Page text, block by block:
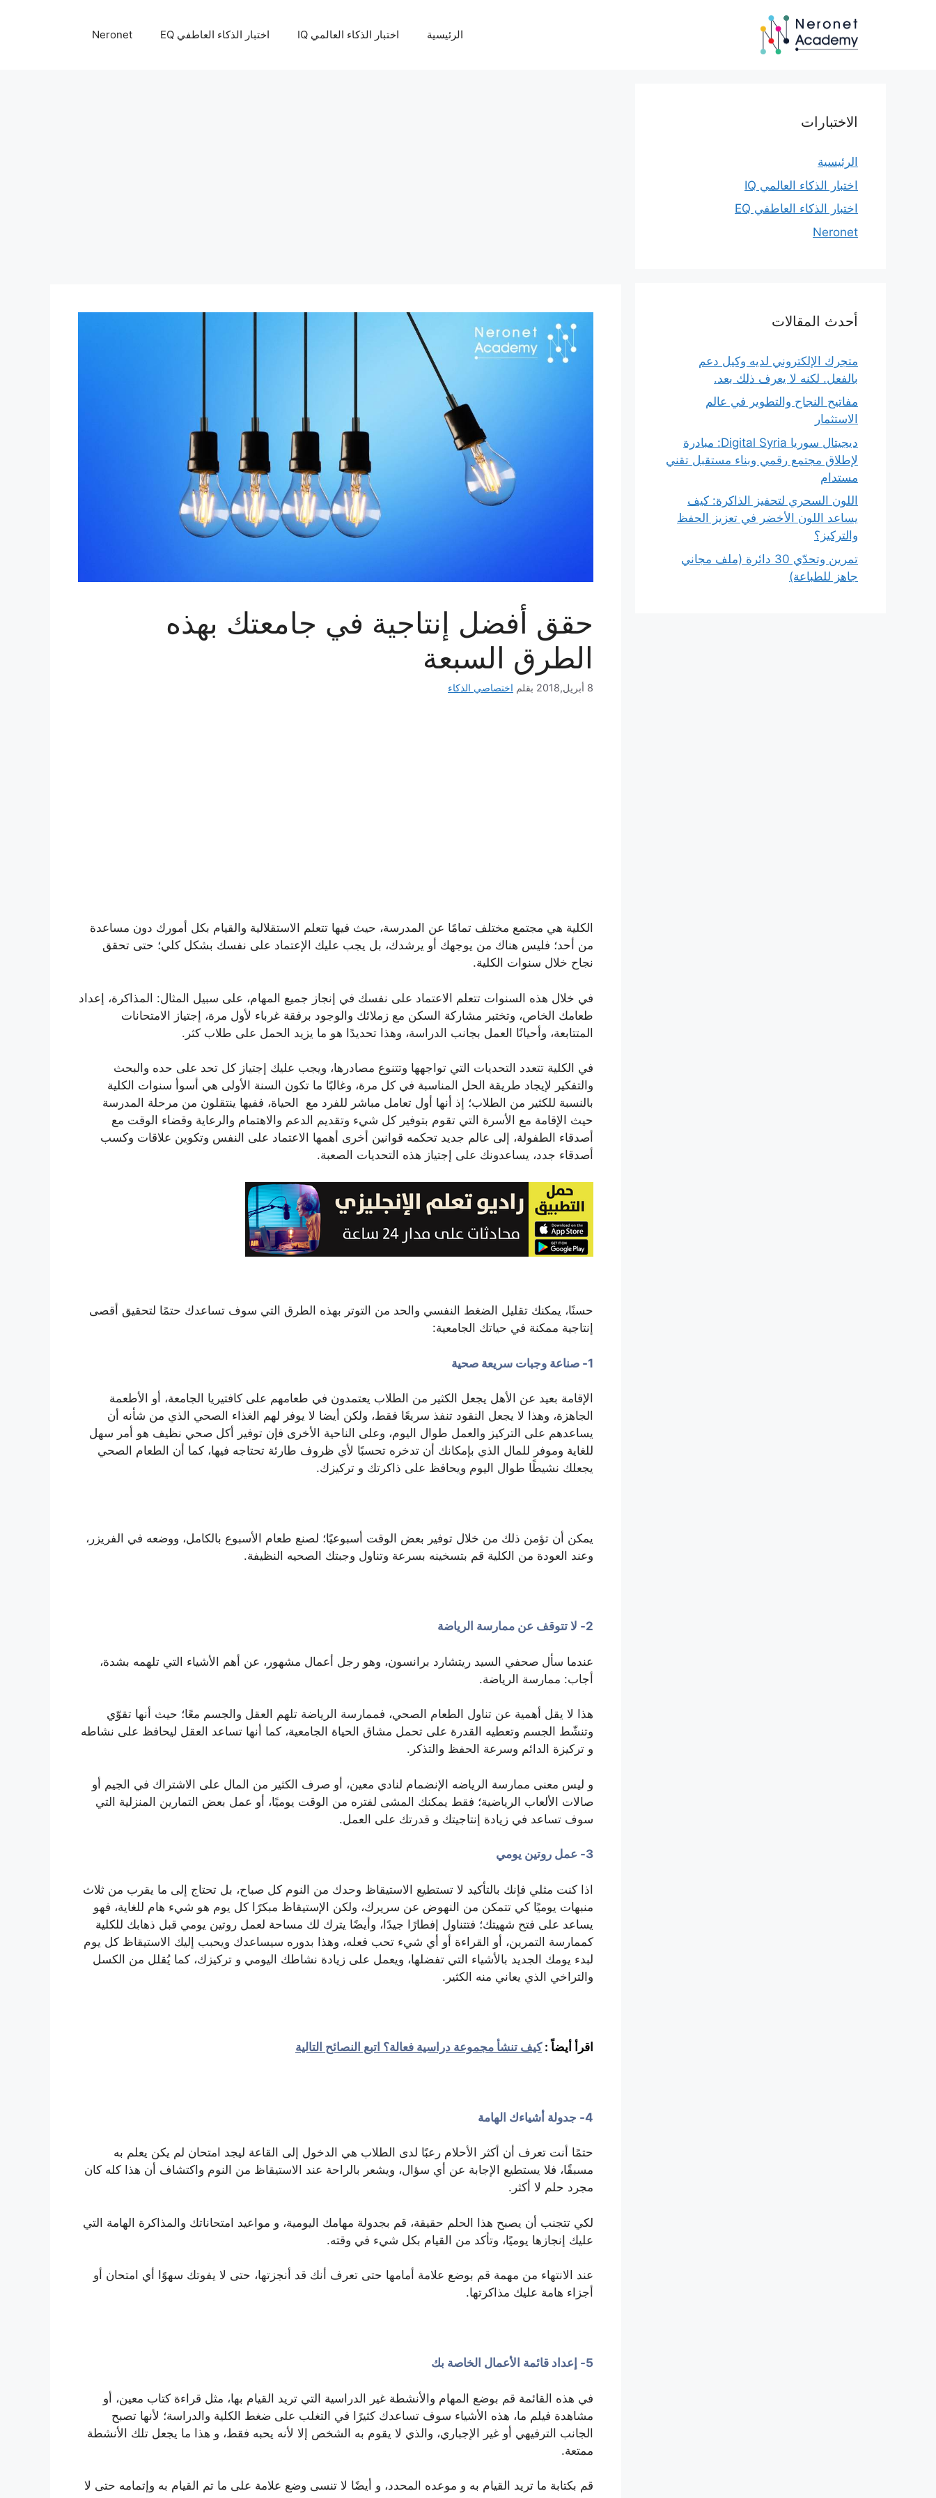
الرئيسية اختبار الذكاء العالمي IQ اختبار الذكاء العاطفي EQ Neronet
حقق أفضل إنتاجية في جامعتك بهذه
الطرق السبعة
8 أبريل,2018 بقلم اختصاصي الذكاء
الكلية هي مجتمع مختلف تمامًا عن المدرسة، حيث فيها تتعلم الاستقلالية والقيام بكل أمورك دون مساعدة
من أحد؛ فليس هناك من يوجهك أو يرشدك، بل يجب عليك الإعتماد على نفسك بشكل كلي؛ حتى تحقق
نجاح خلال سنوات الكلية.
في خلال هذه السنوات تتعلم الاعتماد على نفسك في إنجاز جميع المهام، على سبيل المثال: المذاكرة، إعداد
طعامك الخاص، وتختبر مشاركة السكن مع زملائك والوجود برفقة غرباء لأول مرة، إجتياز الامتحانات
المتتابعة، وأحيانًا العمل بجانب الدراسة، وهذا تحديدًا هو ما يزيد الحمل على طلاب كثر.
في الكلية تتعدد التحديات التي تواجهها وتتنوع مصادرها، ويجب عليك إجتياز كل تحد على حده والبحث
والتفكير لإيجاد طريقة الحل المناسبة في كل مرة، وغالبًا ما تكون السنة الأولى هي أسوأ سنوات الكلية
بالنسبة للكثير من الطلاب؛ إذ أنها أول تعامل مباشر للفرد مع الحياة، ففيها ينتقلون من مرحلة المدرسة
حيث الإقامة مع الأسرة التي تقوم بتوفير كل شيء وتقديم الدعم والاهتمام والرعاية وقضاء الوقت مع
أصدقاء الطفولة، إلى عالم جديد تحكمه قوانين أخرى أهمها الاعتماد على النفس وتكوين علاقات وكسب
أصدقاء جدد، يساعدونك على إجتياز هذه التحديات الصعبة.
حسنًا، يمكنك تقليل الضغط النفسي والحد من التوتر بهذه الطرق التي سوف تساعدك حتمًا لتحقيق أقصى
إنتاجية ممكنة في حياتك الجامعية:
1- صناعة وجبات سريعة صحية
الإقامة بعيد عن الأهل يجعل الكثير من الطلاب يعتمدون في طعامهم على كافتيريا الجامعة، أو الأطعمة
الجاهزة، وهذا لا يجعل النقود تنفذ سريعًا فقط، ولكن أيضا لا يوفر لهم الغذاء الصحي الذي من شأنه أن
يساعدهم على التركيز والعمل طوال اليوم، وعلى الناحية الأخرى فإن توفير أكل صحي نظيف هو أمر سهل
للغاية وموفر للمال الذي بإمكانك أن تدخره تحسبًا لأي ظروف طارئة تحتاجه فيها، كما أن الطعام الصحي
يجعلك نشيطًا طوال اليوم ويحافظ على ذاكرتك و تركيزك.
يمكن أن تؤمن ذلك من خلال توفير بعض الوقت أسبوعيًا؛ لصنع طعام الأسبوع بالكامل، ووضعه في الفريزر،
وعند العودة من الكلية قم بتسخينه بسرعة وتناول وجبتك الصحيه النظيفة.
2- لا تتوقف عن ممارسة الرياضة
عندما سأل صحفي السيد ريتشارد برانسون، وهو رجل أعمال مشهور، عن أهم الأشياء التي تلهمه بشدة،
أجاب: ممارسة الرياضة.
هذا لا يقل أهمية عن تناول الطعام الصحي، فممارسة الرياضة تلهم العقل والجسم معًا؛ حيث أنها تقوّي
وتنشّط الجسم وتعطيه القدرة على تحمل مشاق الحياة الجامعية، كما أنها تساعد العقل ليحافظ على نشاطه
و تركيزة الدائم وسرعة الحفظ والتذكر.
و ليس معنى ممارسة الرياضه الإنضمام لنادي معين، أو صرف الكثير من المال على الاشتراك في الجيم أو
صالات الألعاب الرياضية؛ فقط يمكنك المشى لفتره من الوقت يوميًا، أو عمل بعض التمارين المنزلية التي
سوف تساعد في زيادة إنتاجيتك و قدرتك على العمل.
3- عمل روتين يومي
اذا كنت مثلي فإنك بالتأكيد لا تستطيع الاستيقاظ وحدك من النوم كل صباح، بل تحتاج إلى ما يقرب من ثلاث
منبهات يوميًا كي تتمكن من النهوض عن سريرك، ولكن الإستيقاظ مبكرًا كل يوم هو شيء هام للغاية، فهو
يساعد على فتح شهيتك؛ فتتناول إفطارًا جيدًا، وأيضًا يترك لك مساحة لعمل روتين يومي قبل ذهابك للكلية
كممارسة التمرين، أو القراءة أو أي شيء تحب فعله، وهذا بدوره سيساعدك ويحبب إليك الاستيقاظ كل يوم
لبدء يومك الجديد بالأشياء التي تفضلها، ويعمل على زيادة نشاطك اليومي و تركيزك، كما يُقلل من الكسل
والتراخي الذي يعاني منه الكثير.
اقرأ أيضاً :كيف تنشأ مجموعة دراسية فعالة؟ اتبع النصائح التالية
4- جدولة أشياءك الهامة
حتمًا أنت تعرف أن أكثر الأحلام رعبًا لدى الطلاب هي الدخول إلى القاعة ليجد امتحان لم يكن يعلم به
مسبقًا، فلا يستطيع الإجابة عن أي سؤال، ويشعر بالراحة عند الاستيقاظ من النوم واكتشاف أن هذا كله كان
مجرد حلم لا أكثر.
لكي تتجنب أن يصبح هذا الحلم حقيقة، قم بجدولة مهامك اليومية، و مواعيد امتحاناتك والمذاكرة الهامة التي
عليك إنجازها يوميًا، وتأكد من القيام بكل شيء في وقته.
عند الانتهاء من مهمة قم بوضع علامة أمامها حتى تعرف أنك قد أنجزتها، حتى لا يفوتك سهوًا أي امتحان أو
أجزاء هامة عليك مذاكرتها.
5- إعداد قائمة الأعمال الخاصة بك
في هذه القائمة قم بوضع المهام والأنشطة غير الدراسية التي تريد القيام بها، مثل قراءة كتاب معين، أو
مشاهدة فيلم ما، هذه الأشياء سوف تساعدك كثيرًا في التغلب على ضغط الكلية والدراسة؛ لأنها تصبح
الجانب الترفيهي أو غير الإجباري، والذي لا يقوم به الشخص إلا لأنه يحبه فقط، و هذا ما يجعل تلك الأنشطة
ممتعة.
قم بكتابة ما تريد القيام به و موعده المحدد، و أيضًا لا تنسى وضع علامة على ما تم القيام به وإتمامه حتى لا
الاختبارات
الرئيسية
اختبار الذكاء العالمي IQ
اختبار الذكاء العاطفي EQ
Neronet
أحدث المقالات
متجرك الإلكتروني لديه وكيل دعم
بالفعل. لكنه لا يعرف ذلك بعد.
مفاتيح النجاح والتطوير في عالم
الاستثمار
ديجيتال سوريا Digital Syria: مبادرة
لإطلاق مجتمع رقمي وبناء مستقبل تقني
مستدام
اللون السحري لتحفيز الذاكرة: كيف
يساعد اللون الأخضر في تعزيز الحفظ
والتركيز؟
تمرين وتحدّي 30 دائرة (ملف مجاني
جاهز للطباعة)